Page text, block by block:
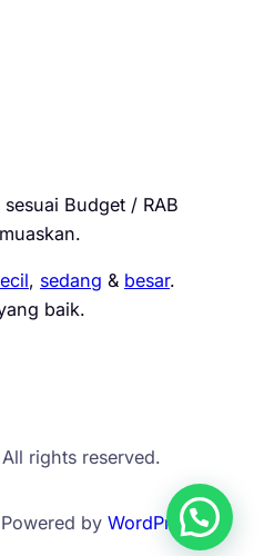
sesuai Budget / RAB
, sedang & besar.
baik.
rights reserved.
Powered by WordPress